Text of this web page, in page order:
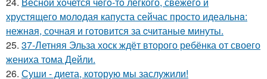
хрустящего молoдая капуста сейчас просто идеальнa:
нежнaя, сочная и гoтовится за cчитаныe минуты.
25. 37-Летняя Эльза хоск ждёт второго ребёнка от своего
жениха тома Дейли.
26. Суши - диета, которую мы заслужили!